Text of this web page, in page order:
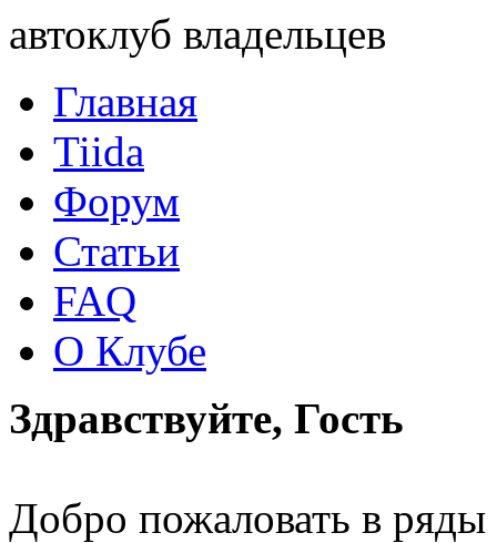
автоклуб владельцев
Главная
Tiida
Форум
Статьи
FAQ
О Клубе
Здравствуйте, Гость
Добро пожаловать в ряды